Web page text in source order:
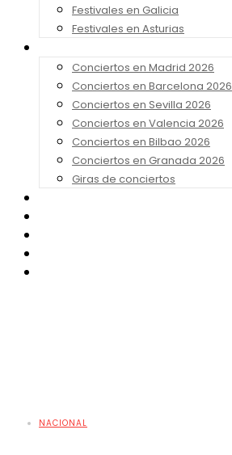
Festivales en Galicia
Festivales en Asturias
Conciertos en Madrid 2026
Conciertos en Barcelona 2026
Conciertos en Sevilla 2026
Conciertos en Valencia 2026
Conciertos en Bilbao 2026
Conciertos en Granada 2026
Giras de conciertos
NACIONAL